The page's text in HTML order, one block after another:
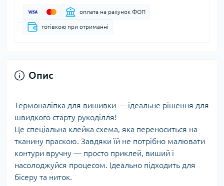
оплата на рахунок ФОП
готівкою при отриманні
Опис
Термоналіпка для вишивки — ідеальне рішення для
швидкого старту рукоділля!
Це спеціальна клейка схема, яка переноситься на
тканину праскою. Завдяки їй не потрібно малювати
контури вручну — просто приклей, виший і
насолоджуйся процесом. Ідеально підходить для
бісеру та ниток.